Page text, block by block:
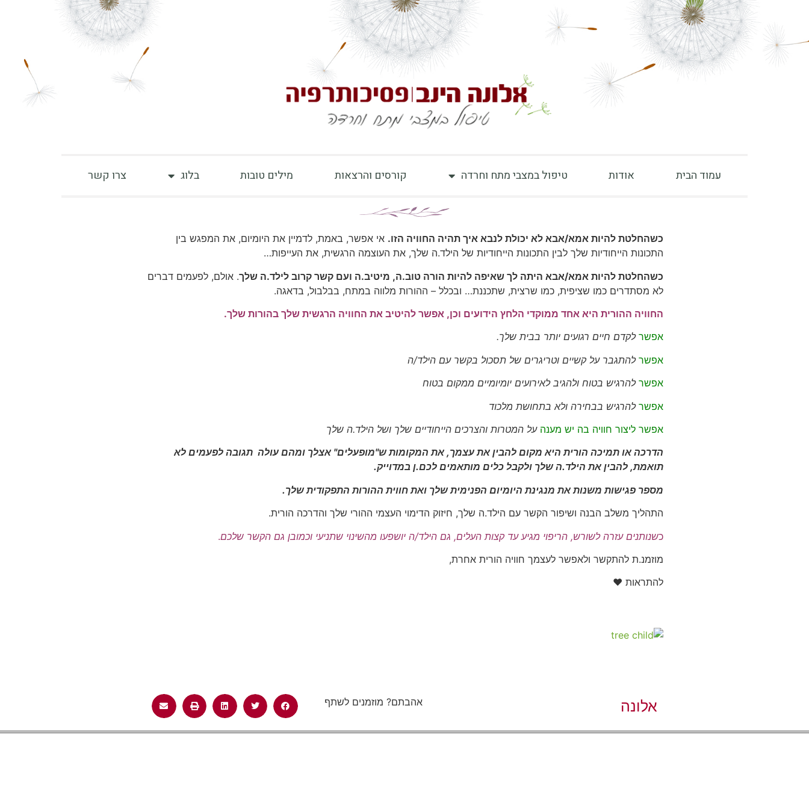
עמוד הבית אודות טיפול במצבי מתח וחרדה קורסים והרצאות מילים טובות בלוג צרו קשר
כשהחלטת להיות אמא/אבא לא יכולת לנבא איך תהיה החוויה הזו. אי אפשר, באמת, לדמיין את היומיום, את המפגש בין
התכונות הייחודיות שלך לבין התכונות הייחודיות של הילד.ה שלך, את העוצמה הרגשית, את העייפות…
כשהחלטת להיות אמא/אבא היתה לך שאיפה להיות הורה טוב.ה, מיטיב.ה ועם קשר קרוב לילד.ה שלך. אולם, לפעמים דברים
לא מסתדרים כמו שציפית, כמו שרצית, שתכננת… ובכלל – ההורות מלווה במתח, בבלבול, בדאגה.
החוויה ההורית היא אחד ממוקדי הלחץ הידועים וכן, אפשר להיטיב את החוויה הרגשית שלך בהורות שלך.
אפשר לקדם חיים רגועים יותר בבית שלך.
אפשר להתגבר על קשיים וטריגרים של תסכול בקשר עם הילד/ה
אפשר להרגיש בטוח ולהגיב לאירועים יומיומיים ממקום בטוח
אפשר להרגיש בבחירה ולא בתחושת מלכוד
אפשר ליצור חוויה בה יש מענהעל המטרות והצרכים הייחודיים שלך ושל הילד.ה שלך
הדרכה או תמיכה הורית היא מקום להבין את עצמך, את המקומות ש"מופעלים" אצלך ומהם עולה תגובה לפעמים לא
תואמת, להבין את הילד.ה שלך ולקבל כלים מותאמים לכם.ן במדוייק.
מספר פגישות משנות את מנגינת היומיום הפנימית שלך ואת חווית ההורות התפקודית שלך.
התהליך משלב הבנה ושיפור הקשר עם הילד.ה שלך, חיזוק הדימוי העצמי ההורי שלך והדרכה הורית.
כשנותנים עזרה לשורש, הריפוי מגיע עד קצות העלים, גם הילד/ה יושפעו מהשינוי שתניעי וכמובן גם הקשר שלכם.
מוזמנ.ת להתקשר ולאפשר לעצמך חוויה הורית אחרת,
להתראות ♥
אלונה אהבתם? מוזמנים לשתף